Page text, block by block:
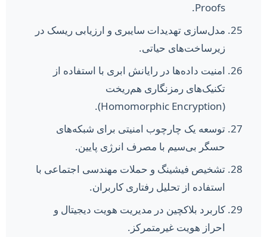
Proofs.
مدل‌سازی تهدیدات سایبری و ارزیابی ریسک در
زیرساخت‌های حیاتی.
امنیت داده‌ها در رایانش ابری با استفاده از
تکنیک‌های رمزنگاری هم‌ریخت
(Homomorphic Encryption).
توسعه یک چارچوب امنیتی برای شبکه‌های
حسگر بی‌سیم با مصرف انرژی پایین.
تشخیص فیشینگ و حملات مهندسی اجتماعی با
استفاده از تحلیل رفتاری کاربران.
کاربرد بلاکچین در مدیریت هویت دیجیتال و
احراز هویت غیرمتمرکز.